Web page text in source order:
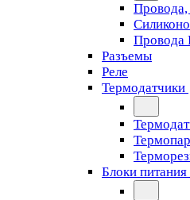
Провода
Разъемы
Реле
Термодатчики
Блоки питания